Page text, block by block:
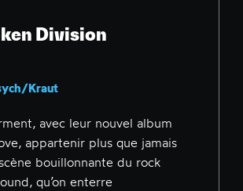
Division
Kraut
avec leur nouvel album
appartenir plus que jamais
bouillonnante du rock
qu’on enterre